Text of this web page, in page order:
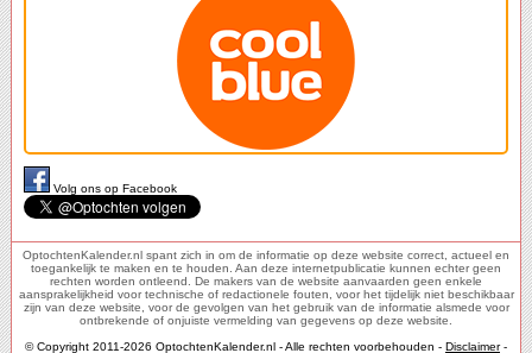
Volg ons op Facebook
OptochtenKalender.nl spant zich in om de informatie op deze website correct, actueel en
toegankelijk te maken en te houden. Aan deze internetpublicatie kunnen echter geen
rechten worden ontleend. De makers van de website aanvaarden geen enkele
aansprakelijkheid voor technische of redactionele fouten, voor het tijdelijk niet beschikbaar
zijn van deze website, voor de gevolgen van het gebruik van de informatie alsmede voor
ontbrekende of onjuiste vermelding van gegevens op deze website.
© Copyright 2011-2026 OptochtenKalender.nl - Alle rechten voorbehouden - Disclaimer-